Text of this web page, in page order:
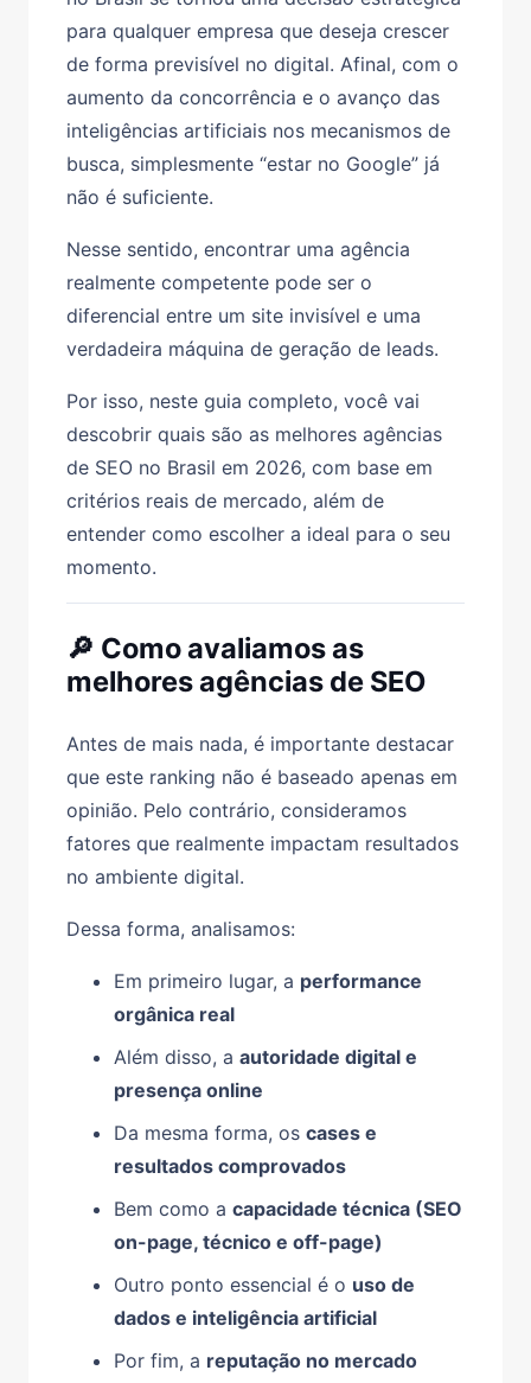
para qualquer empresa que deseja crescer
de forma previsível no digital. Afinal, com o
aumento da concorrência e o avanço das
inteligências artificiais nos mecanismos de
busca, simplesmente “estar no Google” já
não é suficiente.
Nesse sentido, encontrar uma agência
realmente competente pode ser o
diferencial entre um site invisível e uma
verdadeira máquina de geração de leads.
Por isso, neste guia completo, você vai
descobrir quais são as melhores agências
de SEO no Brasil em 2026, com base em
critérios reais de mercado, além de
entender como escolher a ideal para o seu
momento.
🔎 Como avaliamos as
melhores agências de SEO
Antes de mais nada, é importante destacar
que este ranking não é baseado apenas em
opinião. Pelo contrário, consideramos
fatores que realmente impactam resultados
no ambiente digital.
Dessa forma, analisamos:
Em primeiro lugar, a performance
orgânica real
Além disso, a autoridade digital e
presença online
Da mesma forma, os cases e
resultados comprovados
Bem como a capacidade técnica (SEO
on-page, técnico e off-page)
Outro ponto essencial é o uso de
dados e inteligência artificial
Por fim, a reputação no mercado